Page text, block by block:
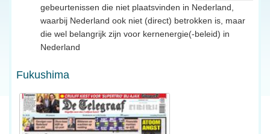
gebeurtenissen die niet plaatsvinden in Nederland,
waarbij Nederland ook niet (direct) betrokken is, maar
die wel belangrijk zijn voor kernenergie(-beleid) in
Nederland
Fukushima